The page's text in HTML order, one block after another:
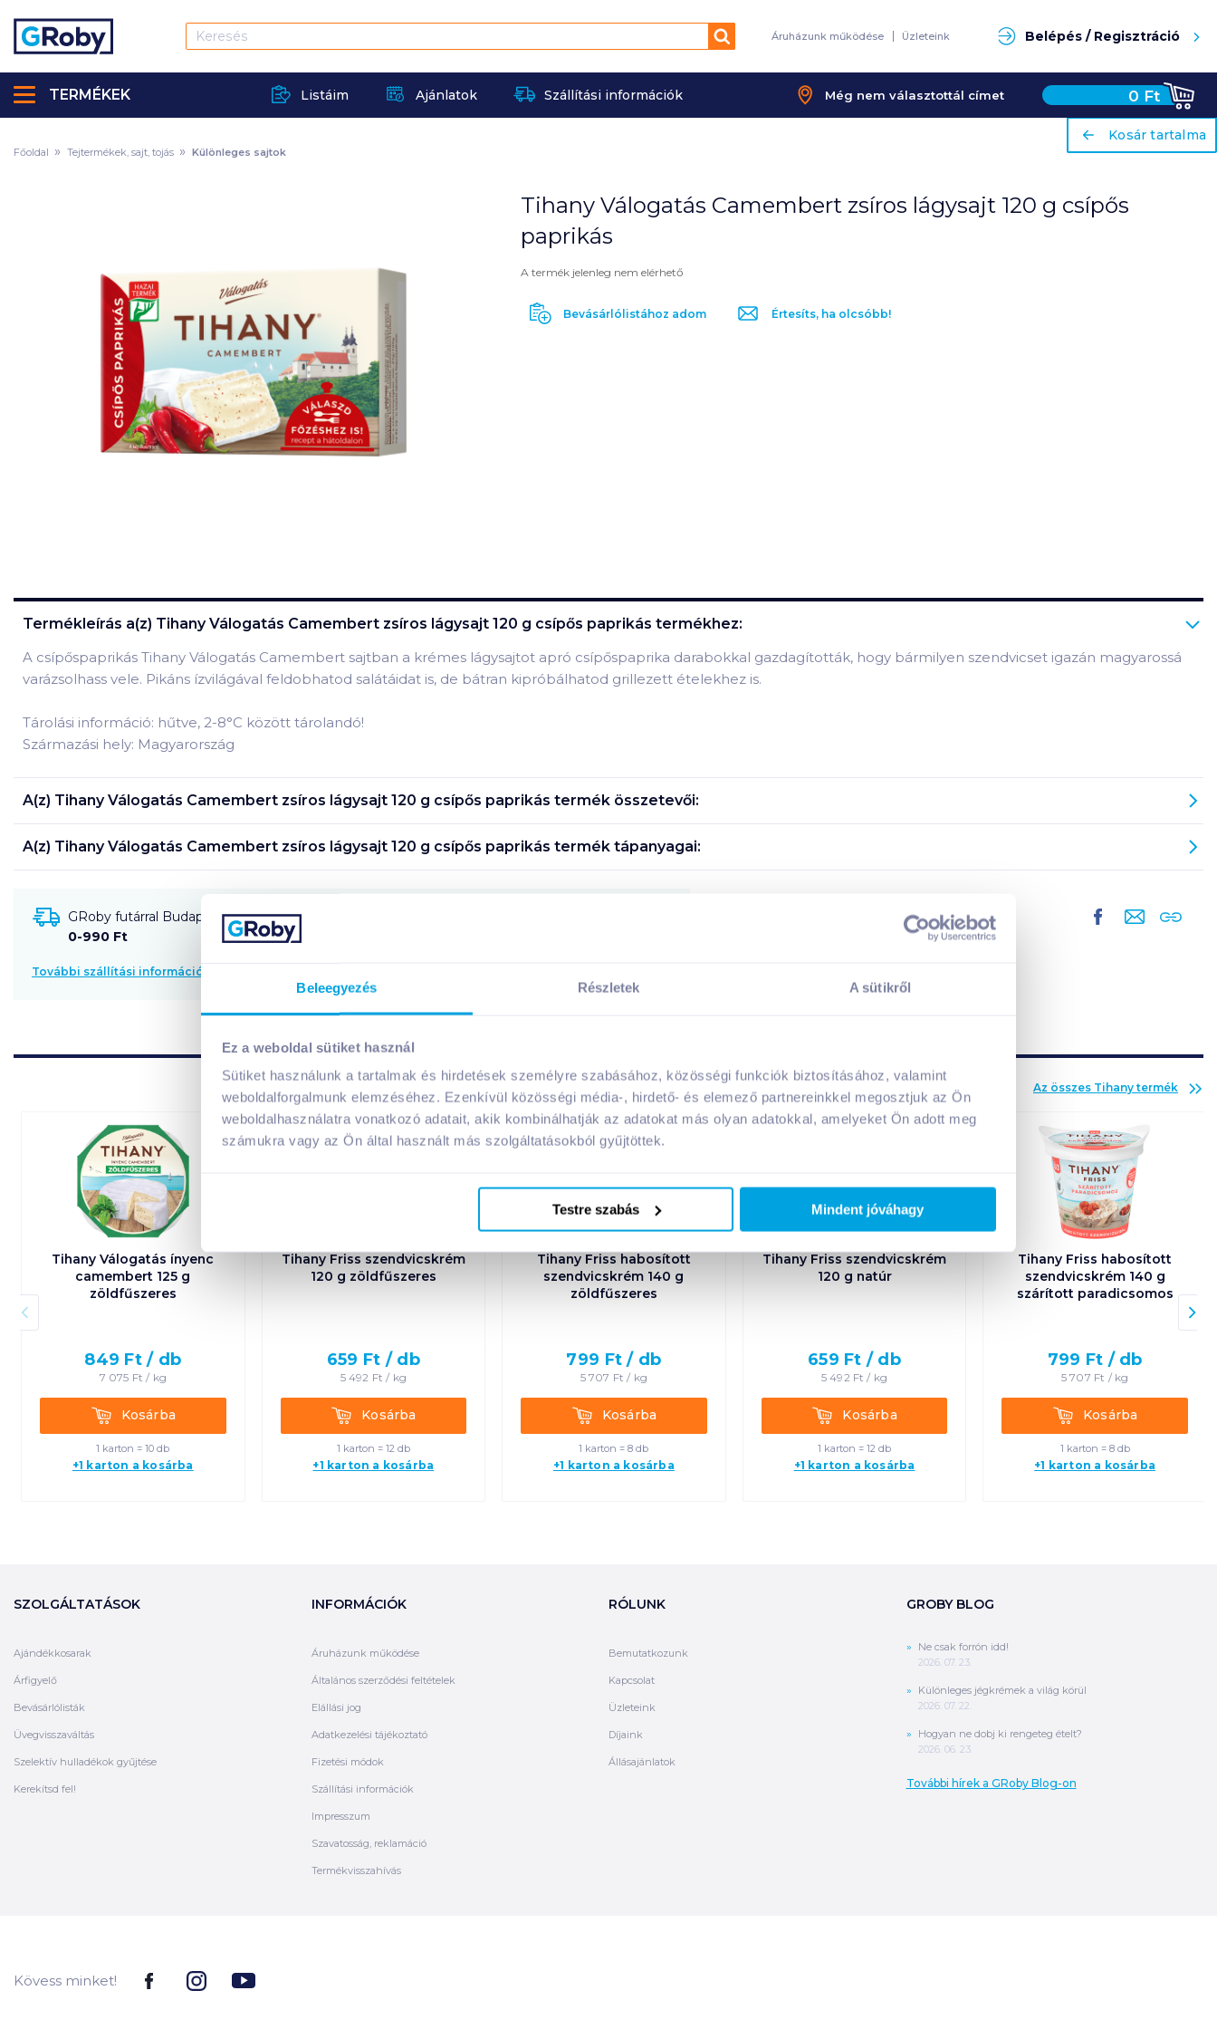
Beleegyezés Részletek A sütikről
Ez a weboldal sütiket használ
Sütiket használunk a tartalmak és hirdetések személyre szabásához, közösségi funkciók biztosításához, valamint
weboldalforgalmunk elemzéséhez. Ezenkívül közösségi média-, hirdető- és elemező partnereinkkel megosztjuk az Ön
weboldalhasználatra vonatkozó adatait, akik kombinálhatják az adatokat más olyan adatokkal, amelyeket Ön adott meg
számukra vagy az Ön által használt más szolgáltatásokból gyűjtöttek.
Testre szabás Mindent jóváhagy
Keresés Áruházunk működése Üzleteink Belépés / Regisztráció
Listáim Ajánlatok Szállítási információk Még nem választottál címet 0 Ft
TERMÉKEK
ariaLabel
Kosár tartalma
A kosarad jelenleg üres.
Főoldal Tejtermékek, sajt, tojás Különleges sajtok
Tihany Válogatás Camembert zsíros lágysajt 120 g csípős
paprikás
A termék jelenleg nem elérhető
Bevásárlólistához adom Értesíts, ha olcsóbb!
Termékleírás a(z) Tihany Válogatás Camembert zsíros lágysajt 120 g csípős paprikás termékhez:
A csípőspaprikás Tihany Válogatás Camembert sajtban a krémes lágysajtot apró csípőspaprika darabokkal gazdagították, hogy bármilyen szendvicset igazán magyarossá
varázsolhass vele. Pikáns ízvilágával feldobhatod salátáidat is, de bátran kipróbálhatod grillezett ételekhez is.
Tárolási információ: hűtve, 2-8°C között tárolandó!
Származási hely: Magyarország
A(z) Tihany Válogatás Camembert zsíros lágysajt 120 g csípős paprikás termék összetevői:
A(z) Tihany Válogatás Camembert zsíros lágysajt 120 g csípős paprikás termék tápanyagai:
GRoby futárral Budapestre és környékére szállítható
0-990 Ft
További szállítási információk
Az összes Tihany termék
Tihany Válogatás ínyenc
camembert 125 g
zöldfűszeres
849 Ft / db
7 075 Ft / kg
KosárbaKosárba
1 karton = 10 db
+1 karton a kosárba
Tihany Friss szendvicskrém
120 g zöldfűszeres
659 Ft / db
5 492 Ft / kg
KosárbaKosárba
1 karton = 12 db
+1 karton a kosárba
Tihany Friss habosított
szendvicskrém 140 g
zöldfűszeres
799 Ft / db
5 707 Ft / kg
KosárbaKosárba
1 karton = 8 db
+1 karton a kosárba
Tihany Friss szendvicskrém
120 g natúr
659 Ft / db
5 492 Ft / kg
KosárbaKosárba
1 karton = 12 db
+1 karton a kosárba
Tihany Friss habosított
szendvicskrém 140 g
szárított paradicsomos
799 Ft / db
5 707 Ft / kg
KosárbaKosárba
1 karton = 8 db
+1 karton a kosárba
SZOLGÁLTATÁSOK
Ajándékkosarak
Árfigyelő
Bevásárlólisták
Üvegvisszaváltás
Szelektív hulladékok gyűjtése
Kerekítsd fel!
INFORMÁCIÓK
Áruházunk működése
Általános szerződési feltételek
Elállási jog
Adatkezelési tájékoztató
Fizetési módok
Szállítási információk
Impresszum
Szavatosság, reklamáció
Termékvisszahívás
RÓLUNK
Bemutatkozunk
Kapcsolat
Üzleteink
Díjaink
Állásajánlatok
GROBY BLOG
Ne csak forrón idd!
2026. 07. 23.
Különleges jégkrémek a világ körül
2026. 07. 22.
Hogyan ne dobj ki rengeteg ételt?
2026. 06. 23.
További hírek a GRoby Blog-on
Kövess minket!